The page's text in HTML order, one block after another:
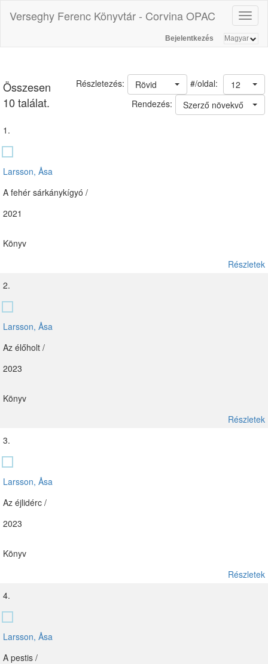
Verseghy Ferenc Könyvtár - Corvina OPAC
Bejelentkezés
Összesen
10 találat.
#/oldal: 12
Rövid
Részletezés:
Rendezés:
Szerző növekvő
1.
Larsson, Åsa
A fehér sárkánykígyó /
2021
Könyv
Részletek
2.
Larsson, Åsa
Az élőholt /
2023
Könyv
Részletek
3.
Larsson, Åsa
Az éjlidérc /
2023
Könyv
Részletek
4.
Larsson, Åsa
A pestis /